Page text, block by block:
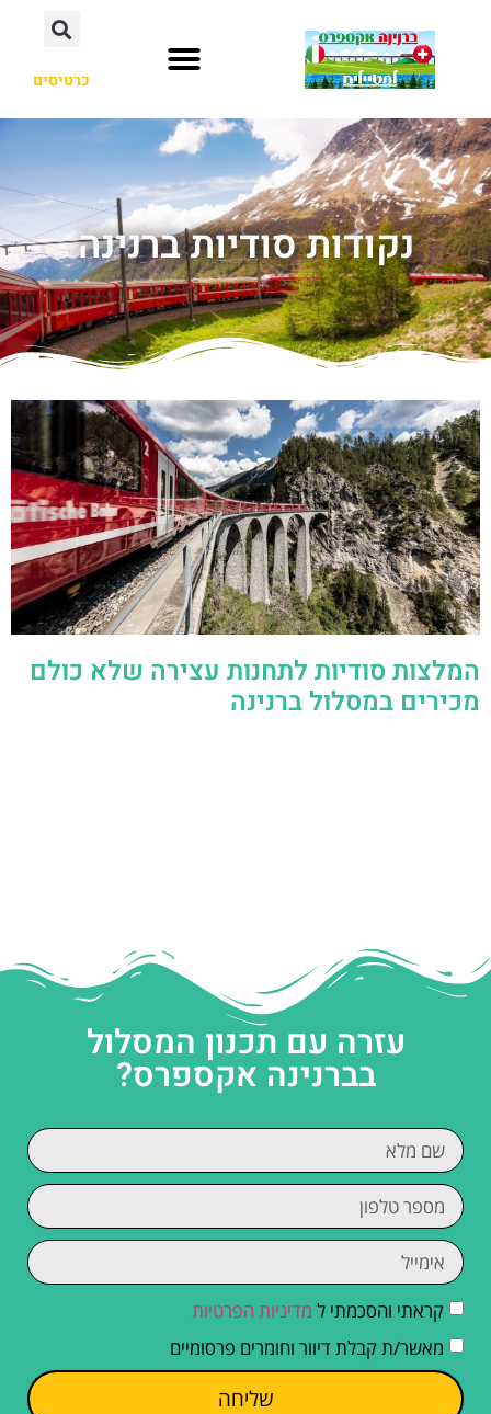
כרטיסים
נקודות סודיות ברנינה
המלצות סודיות לתחנות עצירה שלא כולם
מכירים במסלול ברנינה
עזרה עם תכנון המסלול
בברנינה אקספרס?
קראתי והסכמתי ל מדיניות הפרטיות
מאשר/ת קבלת דיוור וחומרים פרסומיים
שליחה